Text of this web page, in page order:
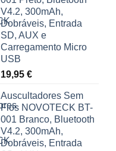
V4.2, 300mAh,
Dobráveis, Entrada
SD, AUX e
Carregamento Micro
USB
19,95 €
Auscultadores Sem
Fios NOVOTECK BT-
001 Branco, Bluetooth
V4.2, 300mAh,
Dobráveis, Entrada